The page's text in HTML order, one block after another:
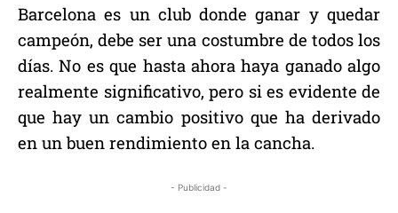
Barcelona es un club donde ganar y quedar
campeón, debe ser una costumbre de todos los
días. No es que hasta ahora haya ganado algo
realmente significativo, pero si es evidente de
que hay un cambio positivo que ha derivado
en un buen rendimiento en la cancha.
- Publicidad -